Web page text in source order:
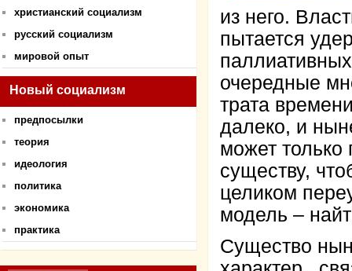
христианский социализм
русский социализм
мировой опыт
Новый социализм
предпосылки
теория
идеология
политика
экономика
практика
из него.
пытается
очередные
трата
далеко, и
может только
существу,
целиком
модель –
Существо